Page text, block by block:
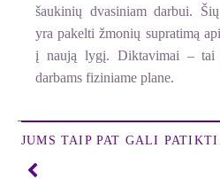
šaukinių dvasiniam darbui.
yra pakelti žmonių supratimą
į naują lygį. Diktavimai – tai
darbams fiziniame plane.
JUMS TAIP PAT GALI